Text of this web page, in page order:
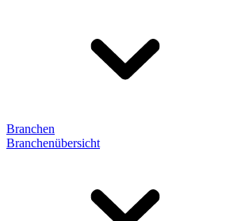
Branchen
Branchenübersicht